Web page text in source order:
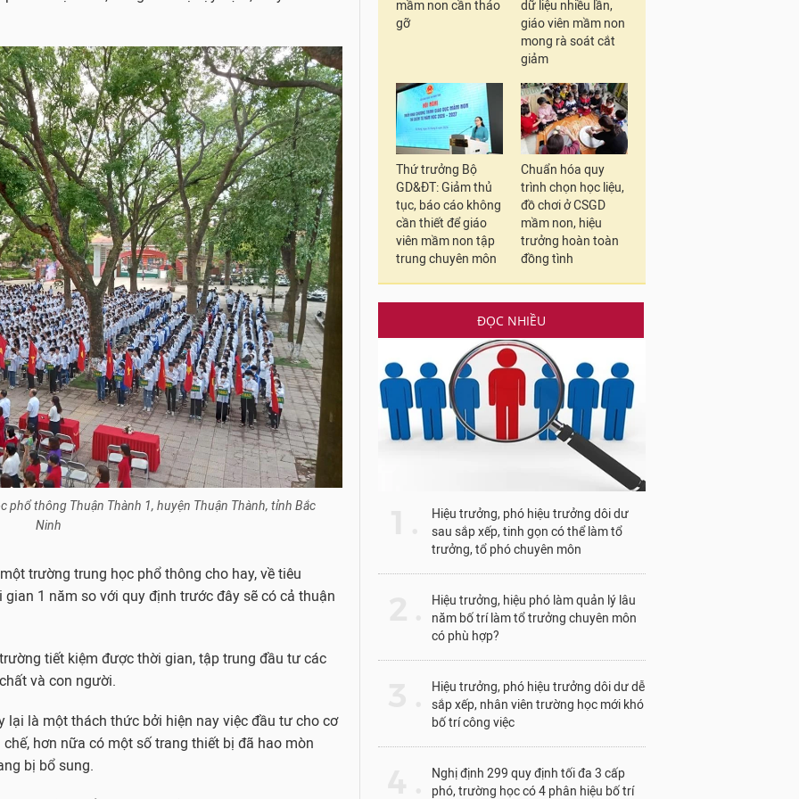
phổ thông Thuận Thành 1, huyện Thuận Thành, tỉnh Bắc
Ninh
trường trung học phổ thông cho hay, về tiêu
1 năm so với quy định trước đây sẽ có cả thuận
tiết kiệm được thời gian, tập trung đầu tư các
và con người.
lại là một thách thức bởi hiện nay việc đầu tư cho cơ
hơn nữa có một số trang thiết bị đã hao mòn
bị bổ sung.
mầm non cần tháo
gỡ
dữ liệu nhiều lần,
giáo viên mầm non
mong rà soát cắt
giảm
Thứ trưởng Bộ
GD&ĐT: Giảm thủ
tục, báo cáo không
cần thiết để giáo
viên mầm non tập
trung chuyên môn
Chuẩn hóa quy
trình chọn học liệu,
đồ chơi ở CSGD
mầm non, hiệu
trưởng hoàn toàn
đồng tình
ĐỌC NHIỀU
Hiệu trưởng, phó hiệu trưởng dôi dư
sau sắp xếp, tinh gọn có thể làm tổ
trưởng, tổ phó chuyên môn
Hiệu trưởng, hiệu phó làm quản lý lâu
năm bố trí làm tổ trưởng chuyên môn
có phù hợp?
Hiệu trưởng, phó hiệu trưởng dôi dư dễ
sắp xếp, nhân viên trường học mới khó
bố trí công việc
Nghị định 299 quy định tối đa 3 cấp
phó, trường học có 4 phân hiệu bố trí